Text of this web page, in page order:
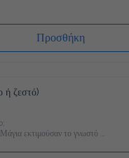
Προσθήκη
ζεστό)
εκτιμούσαν το γνωστό
Συνήθως και μόνο στην σκέψη
στόμα, αλλά στο τωρινό